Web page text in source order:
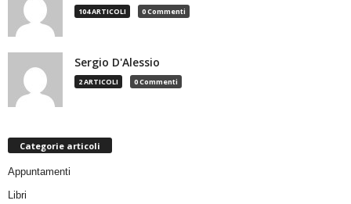
104 ARTICOLI 0 Commenti
Sergio D'Alessio
2 ARTICOLI 0 Commenti
Categorie articoli
Appuntamenti
Libri